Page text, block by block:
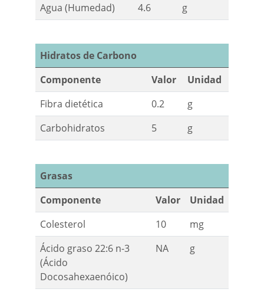
Agua (Humedad)
4.6 g
Hidratos de Carbono
Componente
Valor
Unidad
Fibra dietética
0.2
g
Carbohidratos
5 g
Grasas
Componente
Valor
Unidad
Colesterol
10
mg
Ácido graso 22:6 n-3
(Ácido
Docosahexaenóico)
NA g